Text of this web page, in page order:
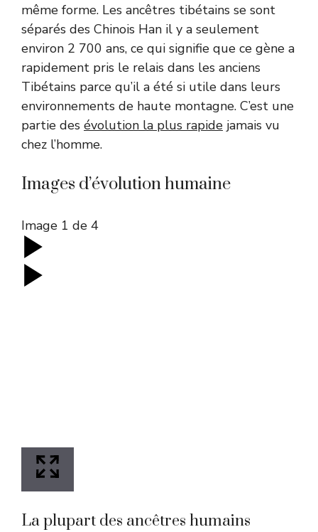
même forme. Les ancêtres tibétains se sont
séparés des Chinois Han il y a seulement
environ 2 700 ans, ce qui signifie que ce gène a
rapidement pris le relais dans les anciens
Tibétains parce qu’il a été si utile dans leurs
environnements de haute montagne. C’est une
partie des évolution la plus rapide jamais vu
chez l’homme.
Images d’évolution humaine
Image 1 de 4
La plupart des ancêtres humains